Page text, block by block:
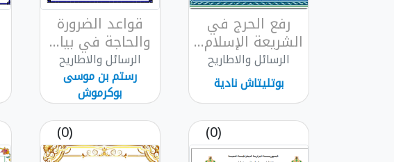
رفع الحرج في
الشريعة الإسلام...
الرسائل والاطاريح
بوتليتاش نادية
قواعد الضرورة
والحاجة في بيا...
الرسائل والاطاريح
رستم بن موسى
بوكرموش
(0)
(0)